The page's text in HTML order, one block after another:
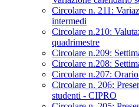
Circolare n. 211:
intermedi
Circolare n.210:
quadrimestre
Circolare n.209:
Circolare n.208:
Circolare n.207:
Circolare n. 206:
studenti - CIPRO